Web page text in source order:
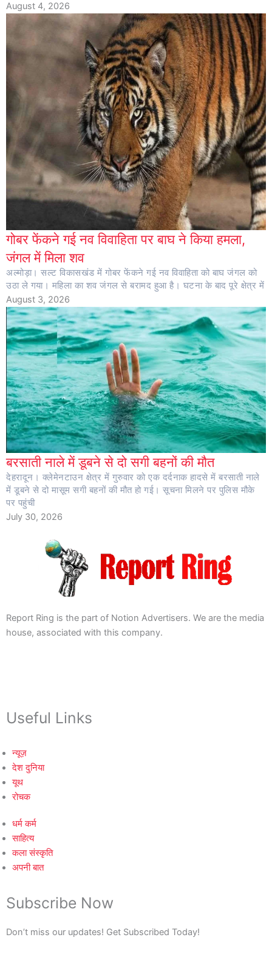
August 4, 2026
गोबर फेंकने गई नव विवाहिता पर बाघ ने किया हमला,
जंगल में मिला शव
अल्मोड़ा। सल्ट विकासखंड में गोबर फेंकने गई नव विवाहिता को बाघ जंगल को
उठा ले गया। महिला का शव जंगल से बरामद हुआ है। घटना के बाद पूरे क्षेत्र में
August 3, 2026
बरसाती नाले में डूबने से दो सगी बहनों की मौत
देहरादून। क्लेमेनटाउन क्षेत्र में गुरुवार को एक दर्दनाक हादसे में बरसाती नाले
में डूबने से दो मासूम सगी बहनों की मौत हो गई। सूचना मिलने पर पुलिस मौके
पर पहुंची
July 30, 2026
Report Ring is the part of Notion Advertisers. We are the media
house, associated with this company.
Useful Links
न्यूज़
देश दुनिया
यूथ
रोचक
धर्म कर्म
साहित्य
कला संस्कृति
अपनी बात
Subscribe Now
Don’t miss our updates! Get Subscribed Today!